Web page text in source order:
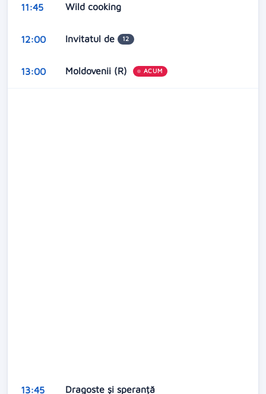
11:45 Wild cooking
12:00 Invitatul de 12
13:00 Moldovenii (R) ACUM
13:45 Dragoste și speranță